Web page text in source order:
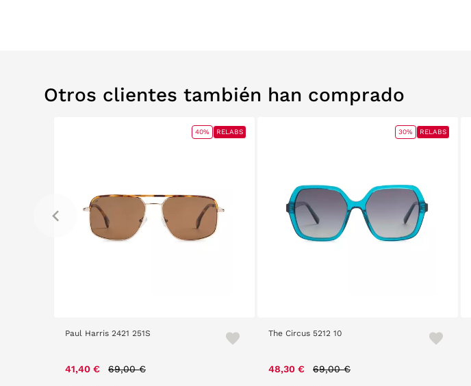
Otros clientes también han comprado
Paul Harris 2421 251S
41,40 € 69,00 €
40% RELABS
The Circus 5212 10
48,30 € 69,00 €
30% RELABS